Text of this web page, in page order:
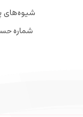
شیوه‌های
شماره